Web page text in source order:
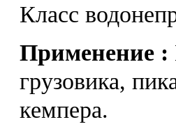
Класс
Применение :
грузовика,
кемпера.